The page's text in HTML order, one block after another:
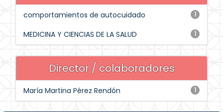
1
comportamientos de autocuidado
1
MEDICINA Y CIENCIAS DE LA SALUD
Director / colaboradores
1
María Martina Pérez Rendón